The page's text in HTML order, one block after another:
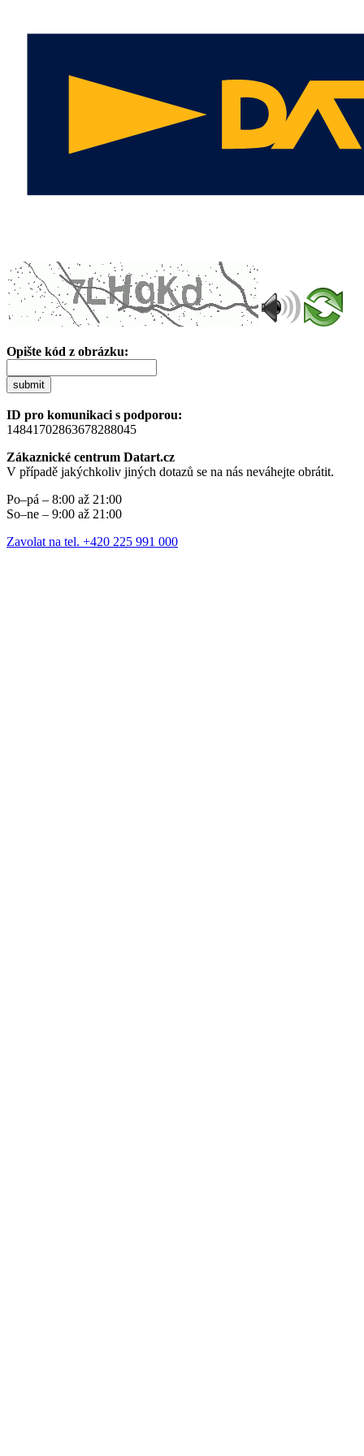
Opište kód z obrázku:
submit
ID pro komunikaci s podporou:
14841702863678288045
Zákaznické centrum Datart.cz
V případě jakýchkoliv jiných dotazů se na nás neváhejte obrátit.
Po–pá – 8:00 až 21:00
So–ne – 9:00 až 21:00
Zavolat na tel. +420 225 991 000